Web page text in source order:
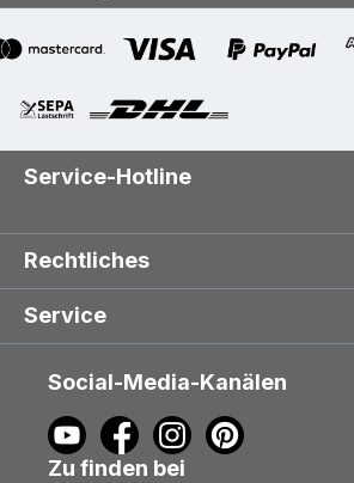
Service-Hotline
Rechtliches
Service
Social-Media-Kanälen
Zu finden bei